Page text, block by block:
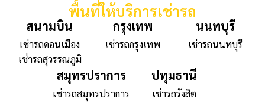
พื้นที่ให้บริการเช่ารถ
สนามบิน
เช่ารถดอนเมือง
เช่ารถสุวรรณภูมิ
กรุงเทพ
เช่ารถกรุงเทพ
นนทบุรี
เช่ารถนนทบุรี
สมุทรปราการ
เช่ารถสมุทรปราการ
ปทุมธานี
เช่ารถรังสิต